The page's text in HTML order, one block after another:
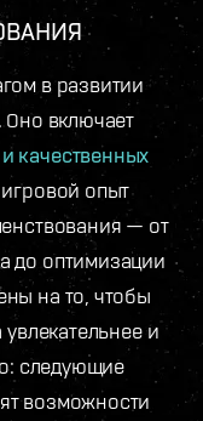
в развитии
Оно включает
качественных
опыт
— от
до оптимизации
на то, чтобы
и
следующие
возможности